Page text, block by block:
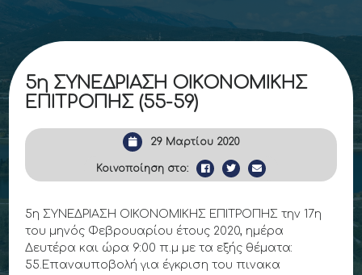
5η ΣΥΝΕΔΡΙΑΣΗ ΟΙΚΟΝΟΜΙΚΗΣ
ΕΠΙΤΡΟΠΗΣ (55-59)
29 Μαρτίου 2020
Κοινοποίηση στο:
5η ΣΥΝΕΔΡΙΑΣΗ ΟΙΚΟΝΟΜΙΚΗΣ ΕΠΙΤΡΟΠΗΣ την 17η
του μηνός Φεβρουαρίου έτους 2020, ημέρα
Δευτέρα και ώρα 9:00 π.μ με τα εξής θέματα:
55.Επαναυποβολή για έγκριση του πινακα